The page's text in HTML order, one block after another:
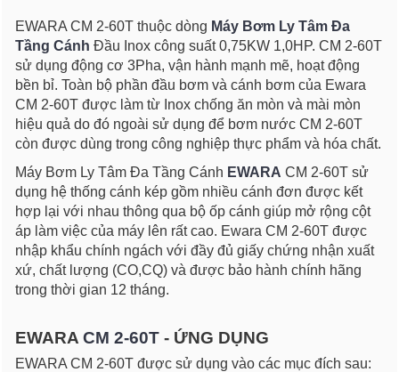
EWARA CM 2-60T thuộc dòng Máy Bơm Ly Tâm Đa
Tầng Cánh Đầu Inox công suất 0,75KW 1,0HP. CM 2-60T
sử dụng động cơ 3Pha, vận hành mạnh mẽ, hoạt động
bền bỉ. Toàn bộ phần đầu bơm và cánh bơm của Ewara
CM 2-60T được làm từ Inox chống ăn mòn và mài mòn
hiệu quả do đó ngoài sử dụng để bơm nước CM 2-60T
còn được dùng trong công nghiệp thực phẩm và hóa chất.
Máy Bơm Ly Tâm Đa Tầng Cánh EWARA CM 2-60T sử
dụng hệ thống cánh kép gồm nhiều cánh đơn được kết
hợp lại với nhau thông qua bộ ốp cánh giúp mở rộng cột
áp làm việc của máy lên rất cao. Ewara CM 2-60T được
nhập khẩu chính ngách với đầy đủ giấy chứng nhận xuất
xứ, chất lượng (CO,CQ) và được bảo hành chính hãng
trong thời gian 12 tháng.
EWARA CM 2-60T - ỨNG DỤNG
EWARA CM 2-60T được sử dụng vào các mục đích sau: